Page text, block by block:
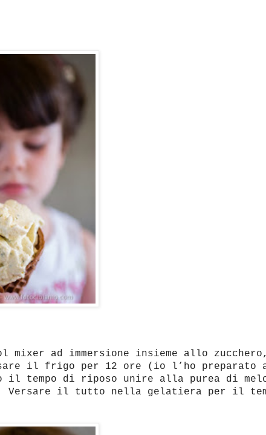
ad immersione insieme allo
il frigo per 12 ore (io l’ho preparato
tempo di riposo unire alla purea di
Versare il tutto nella gelatiera per il